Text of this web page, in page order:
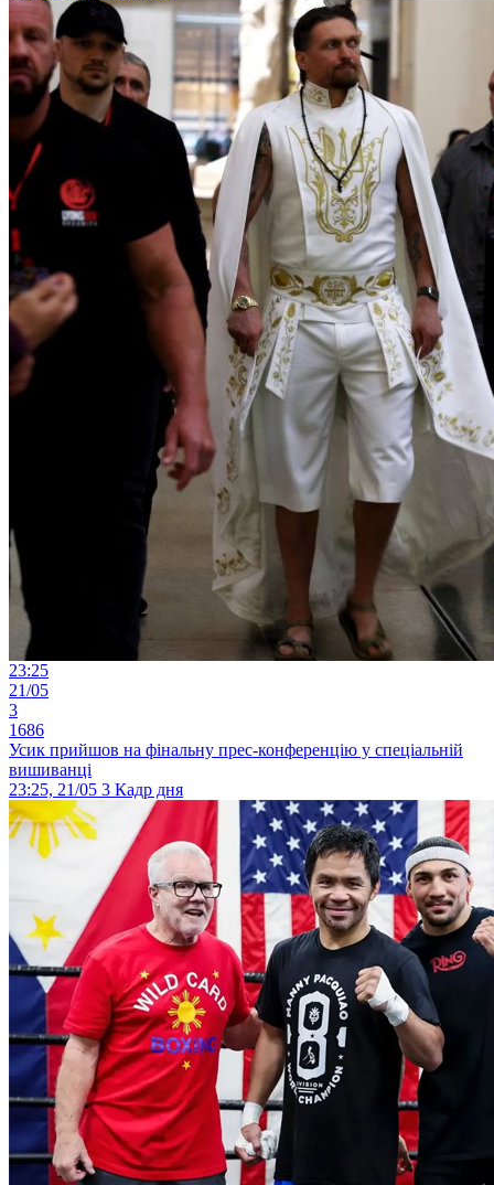
23:25
21/05
3
1686
Усик прийшов на фінальну прес-конференцію у спеціальній
вишиванці
23:25, 21/05 3 Кадр дня